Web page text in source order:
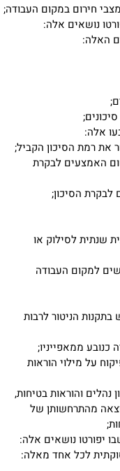
חירום במקום העבודה;
האלה:
אלה:
האמצעים לבקרת
שנתית לסילוק או
למקום העבודה
בתקנות הניטור לרבות
על מילוי הוראות
נהלים והוראות בטיחות,
מהתרחשותן של
לכל אחד מאלה: